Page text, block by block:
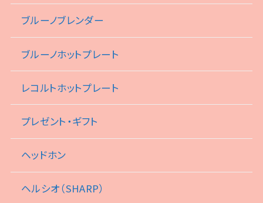
ブルーノブレンダー
ブルーノホットプレート
レコルトホットプレート
プレゼント・ギフト
ヘッドホン
ヘルシオ（SHARP）